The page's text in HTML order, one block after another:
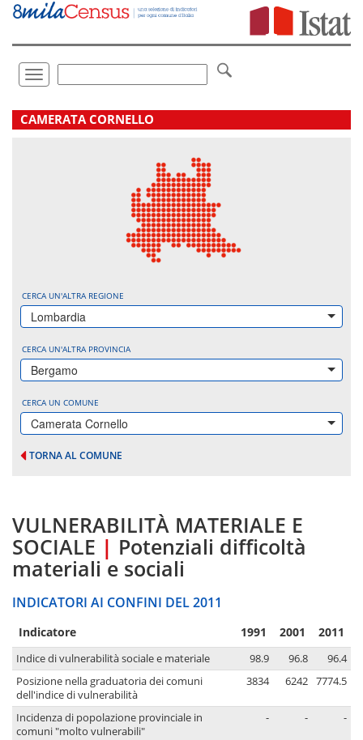
Vai
direttamente
Toggle
navigation
.
CAMERATA CORNELLO
CERCA UN'ALTRA REGIONE
Lombardia
CERCA UN'ALTRA PROVINCIA
Bergamo
CERCA UN COMUNE
Camerata Cornello
TORNA AL COMUNE
VULNERABILITÀ MATERIALE E
SOCIALE | Potenziali difficoltà
materiali e sociali
INDICATORI AI CONFINI DEL 2011
Indicatore 1991 2001 2011
Indice di vulnerabilità sociale e materiale 98.9 96.8
96.4
Posizione nella graduatoria dei comuni
dell'indice di vulnerabilità
3834 6242 7774.5
Incidenza di popolazione provinciale in
comuni "molto vulnerabili"
- - -